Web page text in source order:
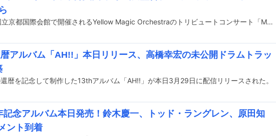
5月20日に京都・国立京都国際会館で開催されるYellow Magic Orchestraのトリビュートコンサート「MUSIC AWARDS JAPAN A Tribute to YMO - SYMBOL OF MUSIC AWARDS JAPAN 2025-」の出演者が発表された。
アルバム「AH!!」本日リリース、高橋幸宏の未公開ドラムトラッ
暦を記念して制作した13thアルバム「AH!!」が本日3月29日に配信リリースされた。
記念アルバム本日発売！鈴木慶一、トッド・ラングレン、原田知
ント到着